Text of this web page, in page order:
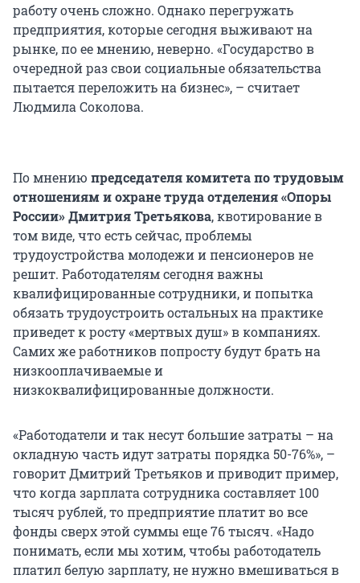
работу очень сложно. Однако перегружать
предприятия, которые сегодня выживают на
рынке, по ее мнению, неверно. «Государство в
очередной раз свои социальные обязательства
пытается переложить на бизнес», – считает
Людмила Соколова.
По мнению председателя комитета по трудовым
отношениям и охране труда отделения «Опоры
России» Дмитрия Третьякова, квотирование в
том виде, что есть сейчас, проблемы
трудоустройства молодежи и пенсионеров не
решит. Работодателям сегодня важны
квалифицированные сотрудники, и попытка
обязать трудоустроить остальных на практике
приведет к росту «мертвых душ» в компаниях.
Самих же работников попросту будут брать на
низкооплачиваемые и
низкоквалифицированные должности.
«Работодатели и так несут большие затраты – на
окладную часть идут затраты порядка 50-76%», –
говорит Дмитрий Третьяков и приводит пример,
что когда зарплата сотрудника составляет 100
тысяч рублей, то предприятие платит во все
фонды сверх этой суммы еще 76 тысяч. «Надо
понимать, если мы хотим, чтобы работодатель
платил белую зарплату, не нужно вмешиваться в